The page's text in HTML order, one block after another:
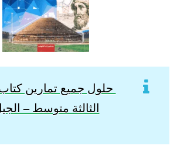
حلول جميع تمارين
الثالثة متوسط –